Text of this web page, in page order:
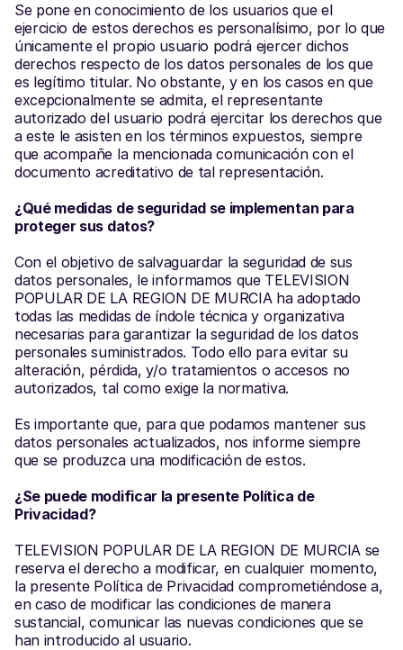
Se pone en conocimiento de los usuarios que el
ejercicio de estos derechos es personalísimo, por lo que
únicamente el propio usuario podrá ejercer dichos
derechos respecto de los datos personales de los que
es legítimo titular. No obstante, y en los casos en que
excepcionalmente se admita, el representante
autorizado del usuario podrá ejercitar los derechos que
a este le asisten en los términos expuestos, siempre
que acompañe la mencionada comunicación con el
documento acreditativo de tal representación.
¿Qué medidas de seguridad se implementan para
proteger sus datos?
Con el objetivo de salvaguardar la seguridad de sus
datos personales, le informamos que TELEVISION
POPULAR DE LA REGION DE MURCIA ha adoptado
todas las medidas de índole técnica y organizativa
necesarias para garantizar la seguridad de los datos
personales suministrados. Todo ello para evitar su
alteración, pérdida, y/o tratamientos o accesos no
autorizados, tal como exige la normativa.
Es importante que, para que podamos mantener sus
datos personales actualizados, nos informe siempre
que se produzca una modificación de estos.
¿Se puede modificar la presente Política de
Privacidad?
TELEVISION POPULAR DE LA REGION DE MURCIA se
reserva el derecho a modificar, en cualquier momento,
la presente Política de Privacidad comprometiéndose a,
en caso de modificar las condiciones de manera
sustancial, comunicar las nuevas condiciones que se
han introducido al usuario.